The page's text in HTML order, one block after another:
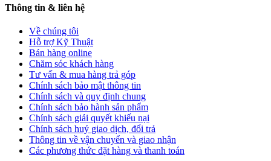
Thông tin & liên hệ
Về chúng tôi
Hỗ trợ Kỹ Thuật
Bán hàng online
Chăm sóc khách hàng
Tư vấn & mua hàng trả góp
Chính sách bảo mật thông tin
Chính sách và quy định chung
Chính sách bảo hành sản phẩm
Chính sách giải quyết khiếu nại
Chính sách huỷ giao dịch, đổi trả
Thông tin về vận chuyển và giao nhận
Các phương thức đặt hàng và thanh toán